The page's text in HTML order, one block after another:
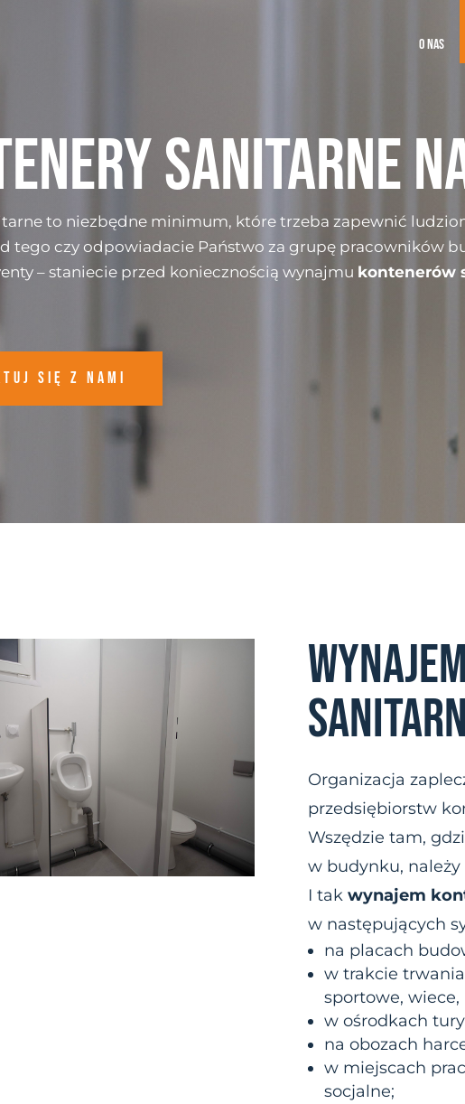
O NAS
SANITARNE
to niezbędne minimum, które trzeba zapewnić
tego czy odpowiadacie Państwo za grupę pracowników
– staniecie przed koniecznością wynajmu kontenerów
się z nami
Organizacja
przedsiębiorstw
Wszędzie tam,
w budynku, należy
I takwynajem
w następujących
na placach
w trakcie
sportowe, wiece,
w ośrodkach
na obozach
w miejscach
socjalne;